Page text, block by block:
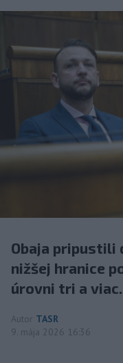
Obaja pripustili
nižšej hranice
úrovni tri a viac.
Autor TASR
9. mája 2026 16:36